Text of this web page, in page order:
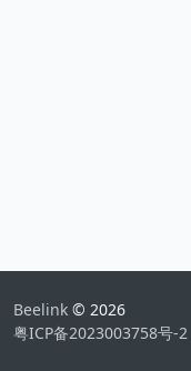
Beelink © 2026
粤ICP备2023003758号-2